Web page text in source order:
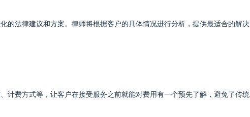
的法律建议和方案。律师将根据客户的具体情况进行分析，提供最适合的解
计费方式等，让客户在接受服务之前就能对费用有一个预先了解，避免了传